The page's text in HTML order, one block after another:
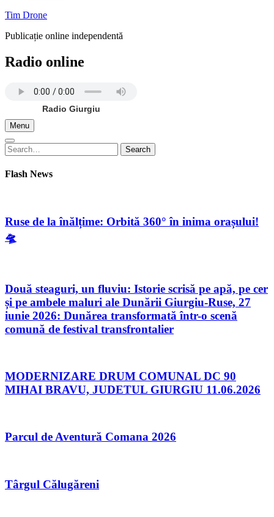
Tim Drone
Publicație online independentă
Radio online
Radio Giurgiu
Menu
Search
for:
Search
Flash News
Ruse de la înălțime: Orbită 360° în inima orașului!
🛸
Două steaguri, un fluviu: Istorie scrisă pe apă, pe cer
și pe ambele maluri ale Dunării Giurgiu-Ruse, 27
iunie 2026: Dunărea transformată într-o scenă
comună de festival transfrontalier
MODERNIZARE DRUM COMUNAL DC 90
MIHAI BRAVU, JUDETUL GIURGIU 11.06.2026
Parcul de Aventură Comana 2026
Târgul Călugăreni